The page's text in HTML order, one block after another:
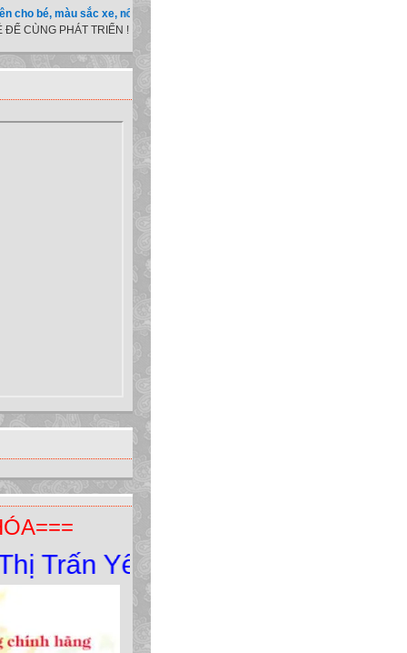
màu sắc xe, nốt ruồi, xem tuổi.v.v.v )
ĐỂ CÙNG PHÁT TRIỂN !
Yên Minh - Yên Minh - Hà